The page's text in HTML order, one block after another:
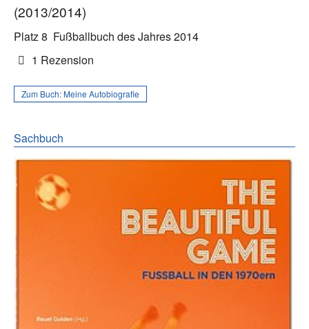
(2013/2014)
Platz 8 Fußballbuch des Jahres 2014
1 Rezension
Zum Buch:Meine Autobiografie
Sachbuch